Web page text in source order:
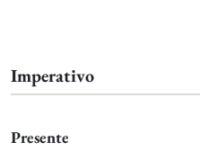
Imperativo
Presente